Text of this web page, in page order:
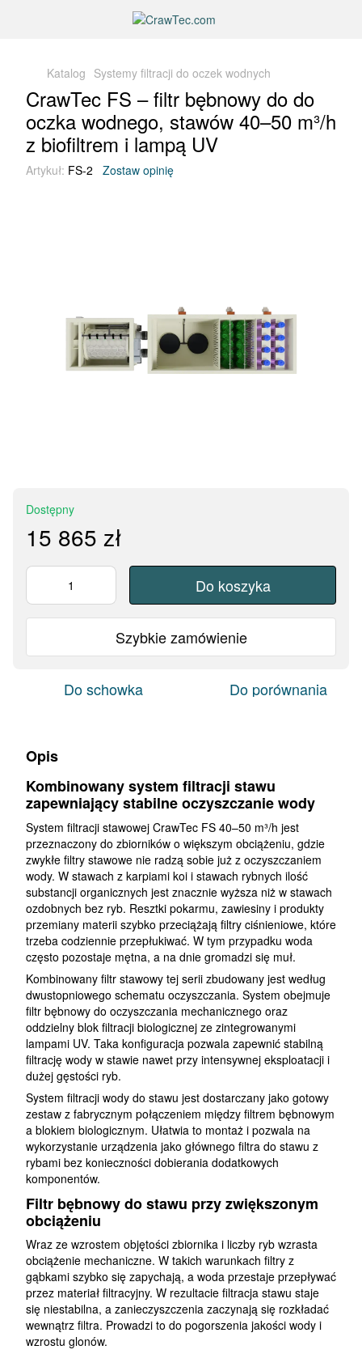
Katalog Systemy filtracji do oczek wodnych
CrawTec FS – filtr bębnowy do do
oczka wodnego, stawów 40–50 m³/h
z biofiltrem i lampą UV
Artykuł: FS-2 Zostaw opinię
Dostępny
15 865 zł
Do koszyka
Szybkie zamówienie
Do schowka Do porównania
Opis
Kombinowany system filtracji stawu
zapewniający stabilne oczyszczanie wody
System filtracji stawowej CrawTec FS 40–50 m³/h jest
przeznaczony do zbiorników o większym obciążeniu, gdzie
zwykłe filtry stawowe nie radzą sobie już z oczyszczaniem
wody. W stawach z karpiami koi i stawach rybnych ilość
substancji organicznych jest znacznie wyższa niż w stawach
ozdobnych bez ryb. Resztki pokarmu, zawiesiny i produkty
przemiany materii szybko przeciążają filtry ciśnieniowe, które
trzeba codziennie przepłukiwać. W tym przypadku woda
często pozostaje mętna, a na dnie gromadzi się muł.
Kombinowany filtr stawowy tej serii zbudowany jest według
dwustopniowego schematu oczyszczania. System obejmuje
filtr bębnowy do oczyszczania mechanicznego oraz
oddzielny blok filtracji biologicznej ze zintegrowanymi
lampami UV. Taka konfiguracja pozwala zapewnić stabilną
filtrację wody w stawie nawet przy intensywnej eksploatacji i
dużej gęstości ryb.
System filtracji wody do stawu jest dostarczany jako gotowy
zestaw z fabrycznym połączeniem między filtrem bębnowym
a blokiem biologicznym. Ułatwia to montaż i pozwala na
wykorzystanie urządzenia jako głównego filtra do stawu z
rybami bez konieczności dobierania dodatkowych
komponentów.
Filtr bębnowy do stawu przy zwiększonym
obciążeniu
Wraz ze wzrostem objętości zbiornika i liczby ryb wzrasta
obciążenie mechaniczne. W takich warunkach filtry z
gąbkami szybko się zapychają, a woda przestaje przepływać
przez materiał filtracyjny. W rezultacie filtracja stawu staje
się niestabilna, a zanieczyszczenia zaczynają się rozkładać
wewnątrz filtra. Prowadzi to do pogorszenia jakości wody i
wzrostu glonów.